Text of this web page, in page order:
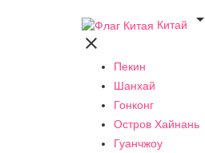
Китай


Пекин
Шанхай
Гонконг
Остров Хайнань
Гуанчжоу